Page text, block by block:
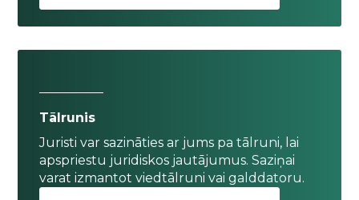
Tālrunis
Juristi var sazināties ar jums pa tālruni, lai
apspriestu juridiskos jautājumus. Saziņai
varat izmantot viedtālruni vai galddatoru.